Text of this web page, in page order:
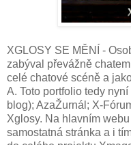
XGLOSY SE MĚNÍ -
zabýval převážně
celé chatové scéně a
A. Toto portfolio tedy
blog); AzaŽurnál; X-
Xglosy. Na hlavním
samostatná stránka a i